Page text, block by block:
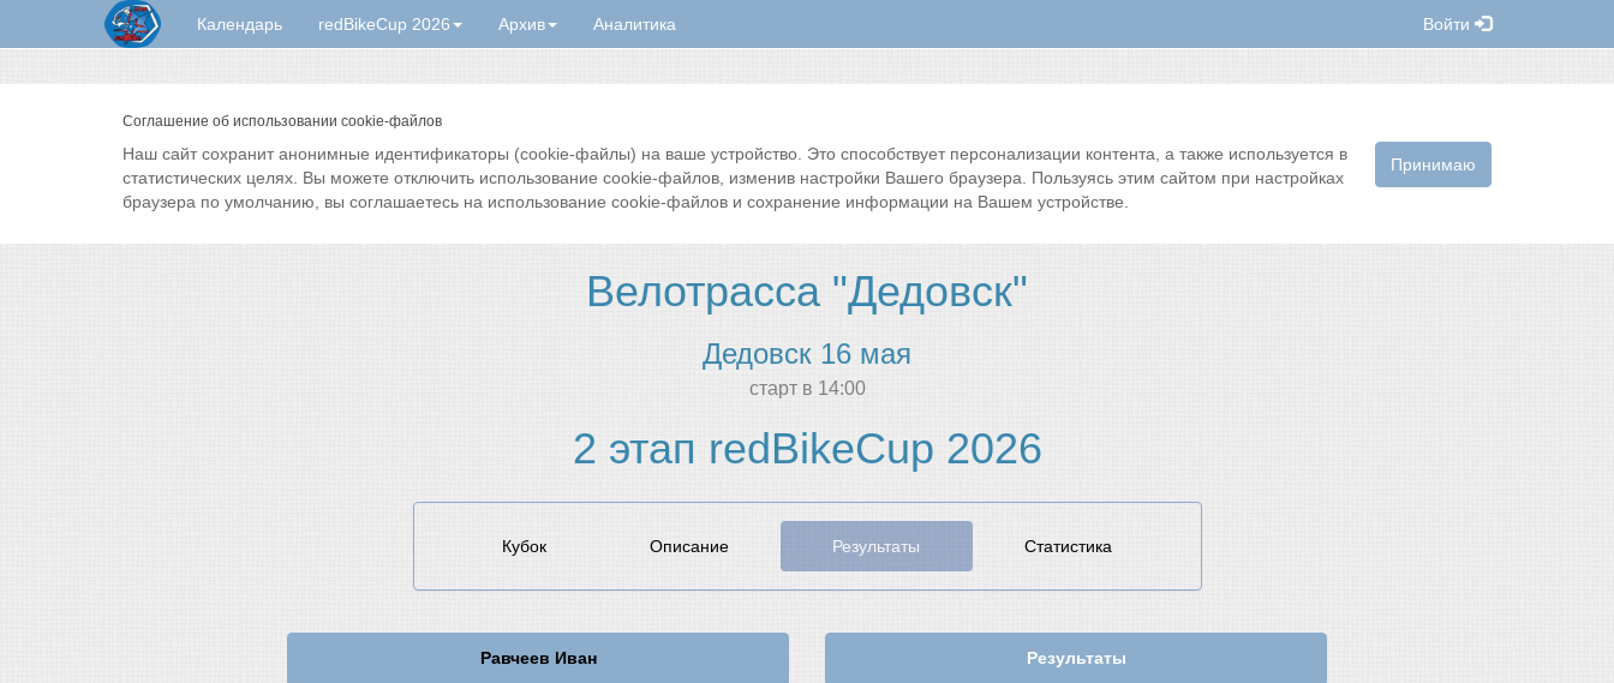
Календарь redBikeCup 2026 Архив Аналитика Войти
Соглашение об использовании cookie-файлов
Принимаю
Наш сайт сохранит анонимные идентификаторы (cookie-файлы) на ваше устройство. Это способствует персонализации контента, а также используется в
статистических целях. Вы можете отключить использование cookie-файлов, изменив настройки Вашего браузера. Пользуясь этим сайтом при настройках
браузера по умолчанию, вы соглашаетесь на использование cookie-файлов и сохранение информации на Вашем устройстве.
Велотрасса "Дедовск"
Дедовск 16 мая
cтарт в 14:00
2 этап redBikeCup 2026
Кубок Описание Результаты Статистика
Равчеев Иван Результаты